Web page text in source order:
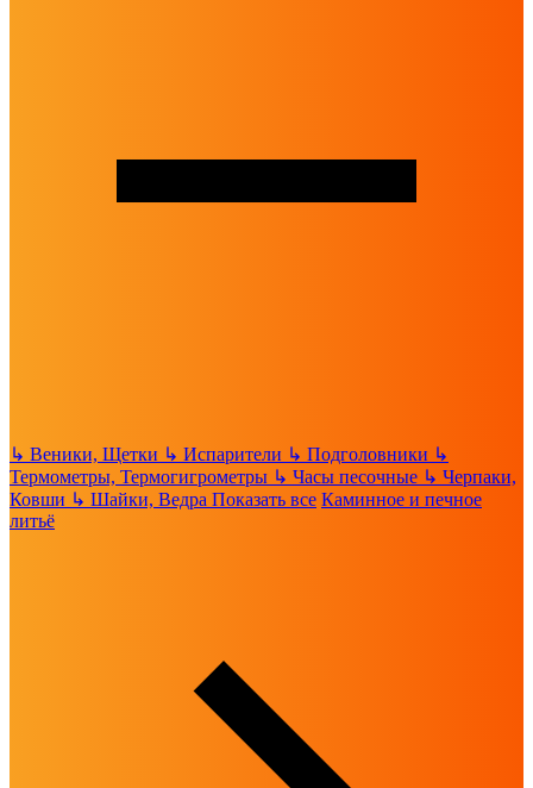
↳ Веники, Щетки ↳ Испарители ↳ Подголовники ↳
Термометры, Термогигрометры ↳ Часы песочные ↳ Черпаки,
Ковши ↳ Шайки, Ведра Показать все Каминное и печное
литьё